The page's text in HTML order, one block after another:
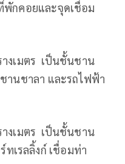
พักคอยและจุดเชื่อม
งเมตร เป็นชั้นชาน
านชาลา และรถไฟฟ้า
งเมตร เป็นชั้นชาน
เรลลิ้งก์ เชื่อมท่า